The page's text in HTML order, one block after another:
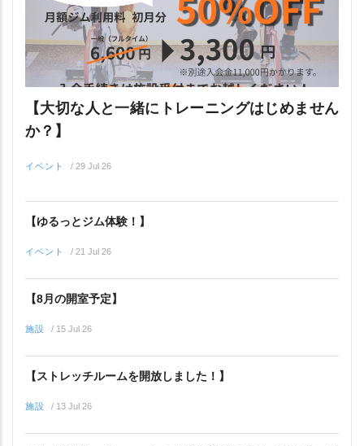
【大切な人と一緒にトレーニングはじめません
か？】
イベント / 29 Jul 26
【ゆるっとジム体験！】
イベント / 21 Jul 26
【8月の開室予定】
施設 / 15 Jul 26
【ストレッチルームを開放しました！】
施設 / 13 Jul 26